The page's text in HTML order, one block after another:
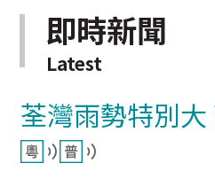
即時新聞
Latest
荃灣雨勢特別